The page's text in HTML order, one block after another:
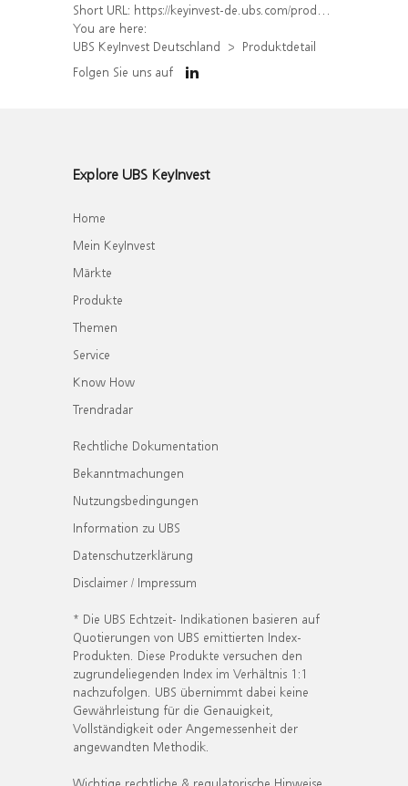
Short URL: https://keyinvest-de.ubs.com/produkt/detail/index/isin/DE000WA32N25
You are here:
UBS KeyInvest Deutschland
Produktdetail
Folgen Sie uns auf
Explore UBS KeyInvest
Home
Mein KeyInvest
Märkte
Produkte
Themen
Service
Know How
Trendradar
Rechtliche Dokumentation
Bekanntmachungen
Nutzungsbedingungen
Information zu UBS
Datenschutzerklärung
Disclaimer / Impressum
* Die UBS Echtzeit- Indikationen basieren auf
Quotierungen von UBS emittierten Index-
Produkten. Diese Produkte versuchen den
zugrundeliegenden Index im Verhältnis 1:1
nachzufolgen. UBS übernimmt dabei keine
Gewährleistung für die Genauigkeit,
Vollständigkeit oder Angemessenheit der
angewandten Methodik.